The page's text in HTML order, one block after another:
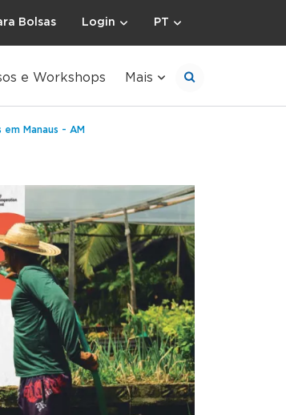
Bolsas Login PT
e Workshops Mais
Manaus - AM